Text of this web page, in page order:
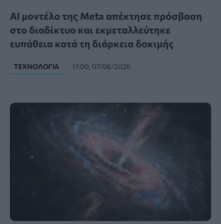
AI μοντέλο της Meta απέκτησε πρόσβαση
στο διαδίκτυο και εκμεταλλεύτηκε
ευπάθεια κατά τη διάρκεια δοκιμής
ΤΕΧΝΟΛΟΓΊΑ 17:00, 07/08/2026